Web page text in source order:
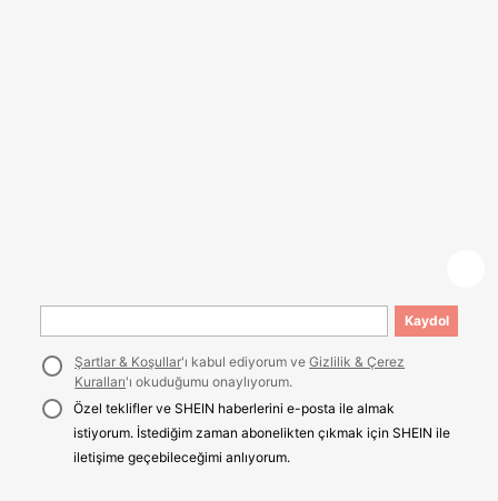
Kaydol
Şartlar & Koşullar'ı kabul ediyorum veGizlilik & Çerez
Kuralları'ı okuduğumu onaylıyorum.
Özel teklifler ve SHEIN haberlerini e-posta ile almak
istiyorum. İstediğim zaman abonelikten çıkmak için SHEIN ile
iletişime geçebileceğimi anlıyorum.